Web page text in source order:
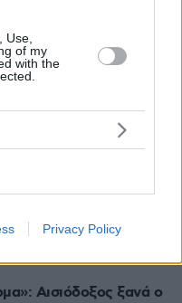
Use,
of my
with the
Privacy Policy
πτώση από τη
περισσότερη
Η κάλυψη που
Μητσοτάκη και τη
Αισιόδοξος ξανά ο